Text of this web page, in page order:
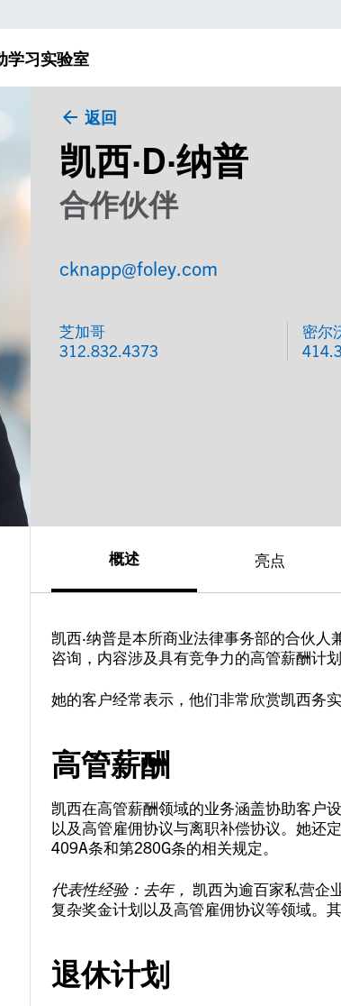
学习实验室
返回
凯西·D·纳普
合作伙伴
cknapp@foley.com
芝加哥
312.832.4373
密尔
概述
凯西·纳普是本所商业法律事务部的合伙
咨询，内容涉及具有竞争力的高管薪酬计
她的客户经常表示，他们非常欣赏凯西务
高管薪酬
凯西在高管薪酬领域的业务涵盖协助客户
以及高管雇佣协议与离职补偿协议。她还
409A条和第280G条的相关规定。
代表性经验：去年， 凯西为逾百家私营企
复杂奖金计划以及高管雇佣协议等领域。
退休计划
亮点